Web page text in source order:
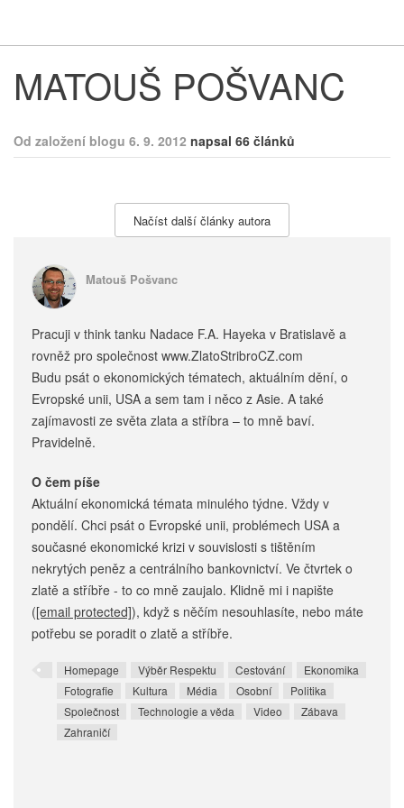
MATOUŠ POŠVANC
Od založení blogu 6. 9. 2012 napsal 66 článků
Načíst další články autora
Matouš Pošvanc
Pracuji v think tanku Nadace F.A. Hayeka v Bratislavě a
rovněž pro společnost www.ZlatoStribroCZ.com
Budu psát o ekonomických tématech, aktuálním dění, o
Evropské unii, USA a sem tam i něco z Asie. A také
zajímavosti ze světa zlata a stříbra – to mně baví.
Pravidelně.
O čem píše
Aktuální ekonomická témata minulého týdne. Vždy v
pondělí. Chci psát o Evropské unii, problémech USA a
současné ekonomické krizi v souvislosti s tištěním
nekrytých peněz a centrálního bankovnictví. Ve čtvrtek o
zlatě a stříbře - to co mně zaujalo. Klidně mi i napište
([email protected]), když s něčím nesouhlasíte, nebo máte
potřebu se poradit o zlatě a stříbře.
Homepage Výběr Respektu Cestování
Ekonomika
Fotografie
Kultura Média Osobní
Politika
Společnost
Technologie a věda Video
Zábava
Zahraničí